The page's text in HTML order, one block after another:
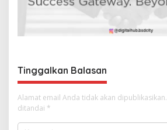
o
Tinggalkan Balasan
Alamat email Anda tidak akan dipublikasikan.
ditandai *